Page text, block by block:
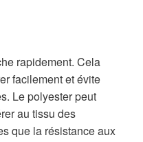
rapidement. Cela
facilement et évite
Le polyester peut
au tissu des
que la résistance aux